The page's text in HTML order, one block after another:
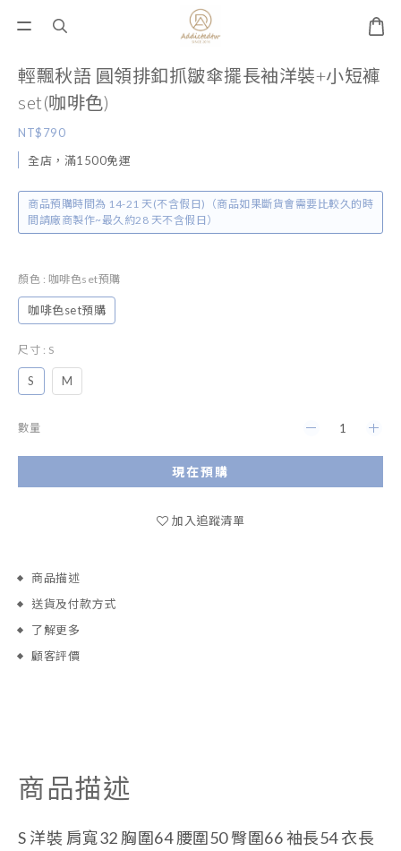
輕飄秋語 圓領排釦抓皺傘擺長袖洋裝+小短褲
set(咖啡色)
NT$790
全店，滿1500免運
商品預購時間為 14-21 天(不含假日)（商品如果斷貨會需要比較久的時
間請廠商製作~最久約28 天不含假日）
顏色 : 咖啡色set預購
咖啡色set預購
尺寸 : S
S M
數量
現在預購
加入追蹤清單
商品描述
送貨及付款方式
了解更多
顧客評價
商品描述
S 洋裝 肩寬32 胸圍64 腰圍50 臀圍66 袖長54 衣長